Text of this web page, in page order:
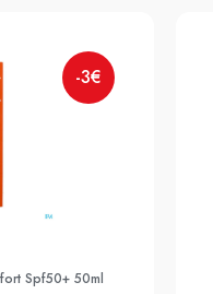
-3€
Spf50+ 50ml